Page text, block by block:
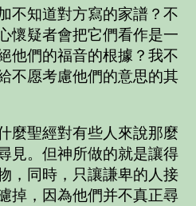
不知道對方寫的家譜？不
懷疑者會把它們看作是一
他們的福音的根據？我不
不愿考慮他們的意思的其
麼聖經對有些人來說那麼
見。但神所做的就是讓得
，同時，只讓謙卑的人接
掉，因為他們并不真正尋